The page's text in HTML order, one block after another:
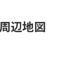
辺地図